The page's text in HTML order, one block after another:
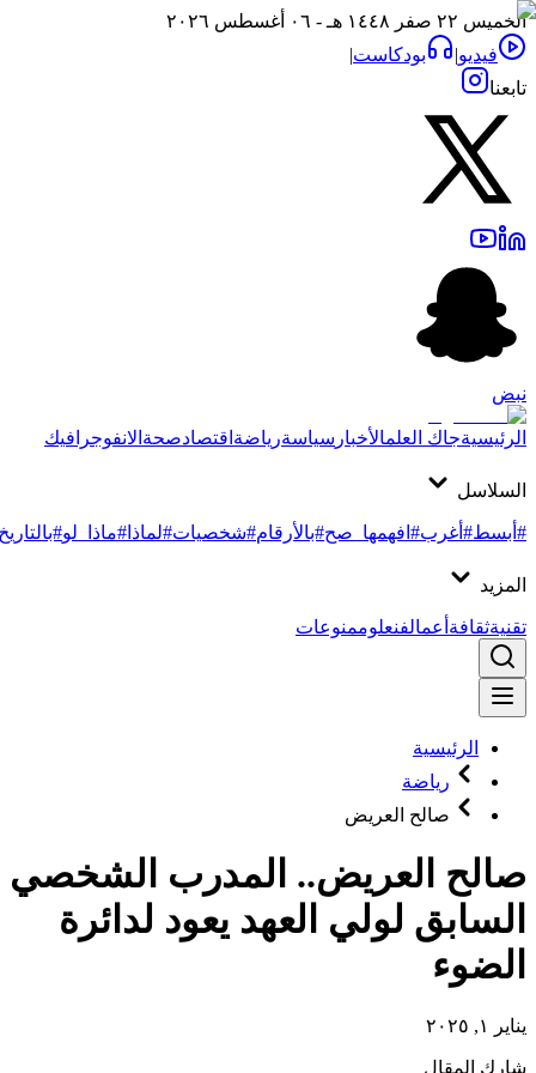
الخميس ٢٢ صفر ١٤٤٨ هـ - ٠٦ أغسطس ٢٠٢٦
فيديو| بودكاست|
تابعنا
نبض
الرئيسيةجاك العلمالأخبار سياسةرياضةاقتصادصحةالانفوجرافيك
السلاسل
#أبسط#أغرب#افهمها_صح#بالأرقام#شخصيات#لماذا #ماذا_لو#بالتاريخ
المزيد
تقنيةثقافةأعمالفنعلوممنوعات
الرئيسية
رياضة
صالح العريض
صالح العريض.. المدرب الشخصي
السابق لولي العهد يعود لدائرة
الضوء
يناير ١, ٢٠٢٥
شارك المقال